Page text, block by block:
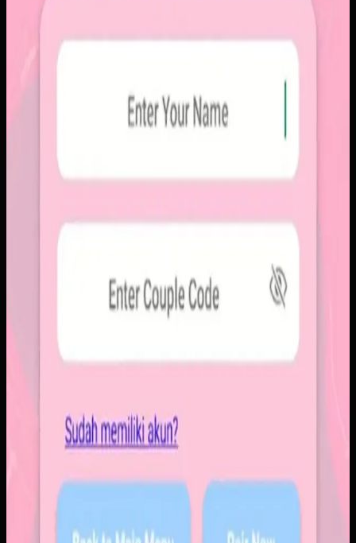
Platform sosial umum sering membuat momen personal
tenggelam di antara konten publik, iklan, dan tekanan
untuk selalu tampil sempurna. Pengguna membutuhkan
Kami membangun aplikasi mobile dengan alur berbagi yang
ringkas, notifikasi cepat, dan arsip momen yang tersusun
rapi. Sistemnya dirancang untuk percakapan visual yang
lebih personal tanpa membawa beban feed publik.